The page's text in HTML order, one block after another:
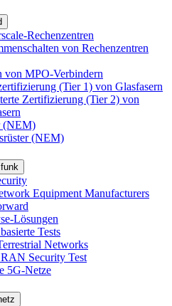
Rechenzentren
von Rechenzentren
von MPO-Verbindern
(Tier 1) von Glasfasern
Zertifizierung (Tier 2) von
(NEM)
(NEM)
Equipment Manufacturers
Lösungen
Tests
Networks
Security Test
5G-Netze